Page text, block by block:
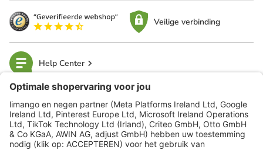
Veilige verbinding
Help Center
limango
Veilig winkelen